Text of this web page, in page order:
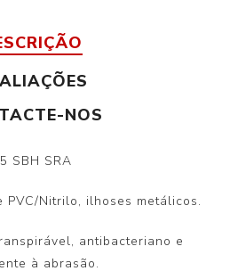
NOS
SBH SRA
PVC/Nitrilo, ilhoses metálicos.
antibacteriano e
à abrasão.